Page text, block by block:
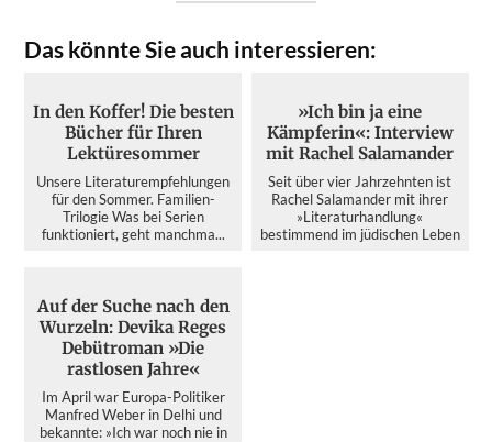
Das könnte Sie auch interessieren:
In den Koffer! Die besten
Bücher für Ihren
Lektüresommer
Unsere Literaturempfehlungen
für den Sommer. Familien-
Trilogie Was bei Serien
funktioniert, geht manchma...
»Ich bin ja eine
Kämpferin«: Interview
mit Rachel Salamander
Seit über vier Jahrzehnten ist
Rachel Salamander mit ihrer
»Literaturhandlung«
bestimmend im jüdischen Leben
Auf der Suche nach den
Wurzeln: Devika Reges
Debütroman »Die
rastlosen Jahre«
Im April war Europa-Politiker
Manfred Weber in Delhi und
bekannte: »Ich war noch nie in